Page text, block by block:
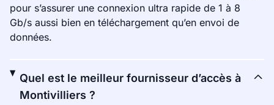
pour s’assurer une connexion ultra rapide de 1 à 8
Gb/s aussi bien en téléchargement qu’en envoi de
données.
Quel est le meilleur fournisseur d’accès à
Montivilliers ?